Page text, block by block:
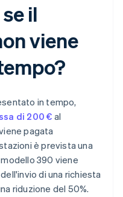
il
viene
in tempo,
di 200 €al
pagata
è prevista una
390 viene
di una richiesta
riduzione del 50%.